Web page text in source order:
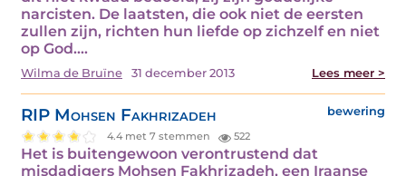
narcisten. De laatsten, die ook niet de eersten
zullen zijn, richten hun liefde op zichzelf en niet
op God.…
Wilma de Bruïne 31 december 2013 Lees meer >
RIP Mohsen Fakhrizadeh bewering
4.4 met 7 stemmen 522
Het is buitengewoon verontrustend dat
misdadigers Mohsen Fakhrizadeh, een Iraanse